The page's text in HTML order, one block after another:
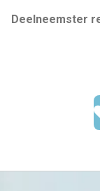
Deelneemster